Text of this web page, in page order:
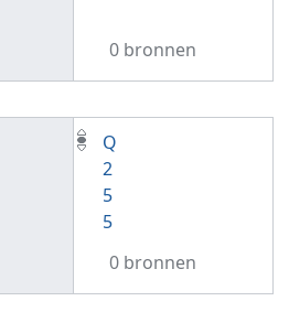
0 bronnen
Q
2
5
5
0 bronnen